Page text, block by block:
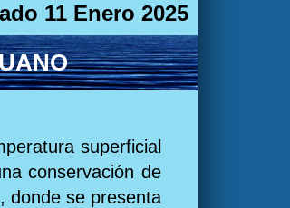
11 Enero 2025
superficial
conservación de
donde se presenta